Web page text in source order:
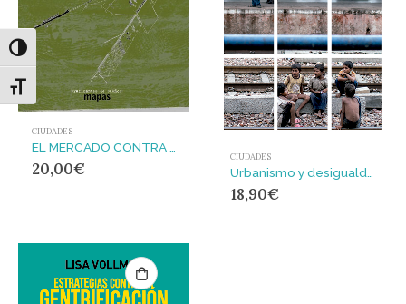
Alternar alto contraste
Alternar tamaño de letra
CIUDADES
EL MERCADO CONTRA LA CIUDAD : GLOBALIZACIÓN, GENTRIFICACIÓN Y POLÍTICAS URBANAS
20,00€
CIUDADES
Urbanismo y desigualdad social
18,90€